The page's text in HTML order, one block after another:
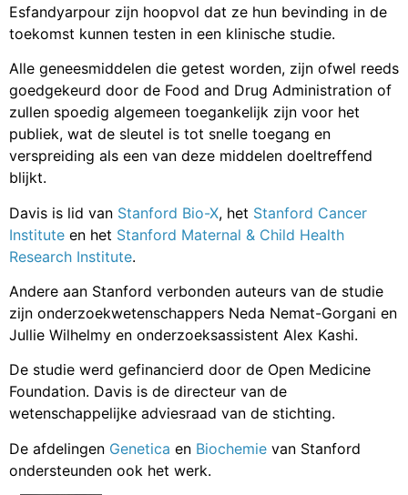
Esfandyarpour zijn hoopvol dat ze hun bevinding in de
toekomst kunnen testen in een klinische studie.
Alle geneesmiddelen die getest worden, zijn ofwel reeds
goedgekeurd door de Food and Drug Administration of
zullen spoedig algemeen toegankelijk zijn voor het
publiek, wat de sleutel is tot snelle toegang en
verspreiding als een van deze middelen doeltreffend
blijkt.
Davis is lid van Stanford Bio-X, het Stanford Cancer
Institute en het Stanford Maternal & Child Health
Research Institute.
Andere aan Stanford verbonden auteurs van de studie
zijn onderzoekwetenschappers Neda Nemat-Gorgani en
Jullie Wilhelmy en onderzoeksassistent Alex Kashi.
De studie werd gefinancierd door de Open Medicine
Foundation. Davis is de directeur van de
wetenschappelijke adviesraad van de stichting.
De afdelingen Genetica en Biochemie van Stanford
ondersteunden ook het werk.